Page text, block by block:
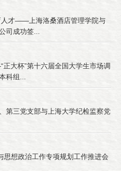
人才——上海洛桑酒店管理学院与
司成功签...
大杯”第十六届全国大学生市场调
科组...
第三党支部与上海大学纪检监察党
思想政治工作专项规划工作推进会